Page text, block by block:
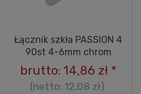
Łącznik szkła PASSION 4
90st 4-6mm chrom
brutto: 14,86 zł *
(netto: 12,08 zł)